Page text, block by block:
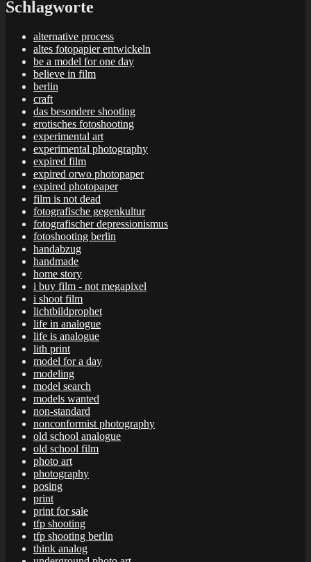
Schlagworte
alternative process
altes fotopapier entwickeln
be a model for one day
believe in film
berlin
craft
das besondere shooting
erotisches fotoshooting
experimental art
experimental photography
expired film
expired orwo photopaper
expired photopaper
film is not dead
fotografische gegenkultur
fotografischer depressionismus
fotoshooting berlin
handabzug
handmade
home story
i buy film - not megapixel
i shoot film
lichtbildprophet
life in analogue
life is analogue
lith print
model for a day
modeling
model search
models wanted
non-standard
nonconformist photography
old school analogue
old school film
photo art
photography
posing
print
print for sale
tfp shooting
tfp shooting berlin
think analog